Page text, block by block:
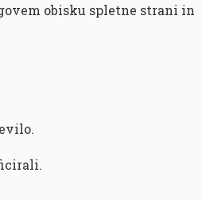
obisku spletne strani in